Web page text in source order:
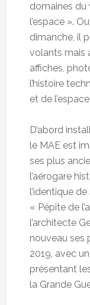
domaines du
l’espace ».
dimanche, il
volants mais
affiches,
l’histoire
et de
D’abord
le MAE est
ses plus
l’aérogare
l’identique
« Pépite de
l’architecte
nouveau ses
2019, avec
présentant
la Grande